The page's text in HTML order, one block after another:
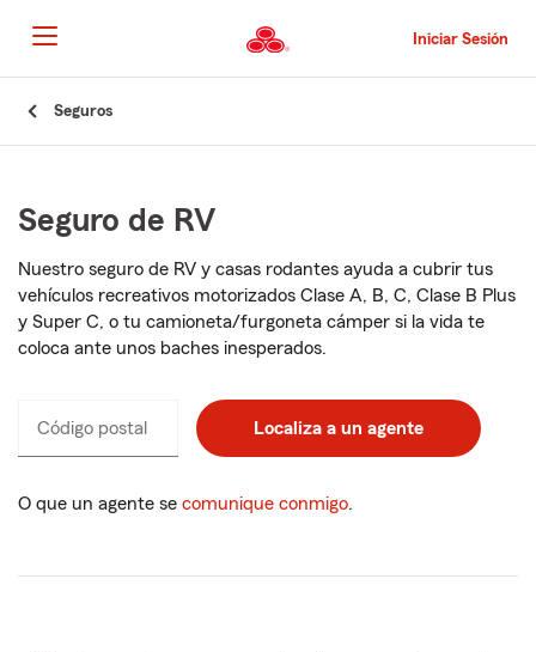
al
contenido
principal
Iniciar Sesión
Seguros
Seguro de RV
Nuestro seguro de RV y casas rodantes ayuda a cubrir tus
vehículos recreativos motorizados Clase A, B, C, Clase B Plus
y Super C, o tu camioneta/furgoneta cámper si la vida te
coloca ante unos baches inesperados.
Código postal
Ingresa
de
Ingresa
de
_____
_____ Localiza a un agente
O que un agente se comunique conmigo.